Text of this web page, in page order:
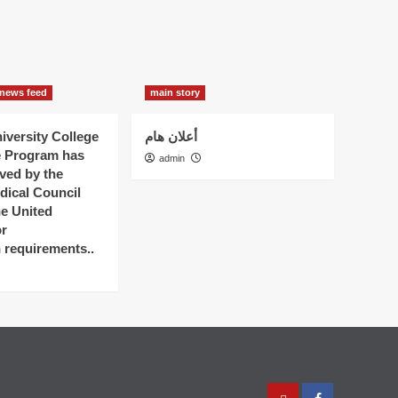
news feed
College
Program has
by the
Council
United
main story
أعلان هام
admin